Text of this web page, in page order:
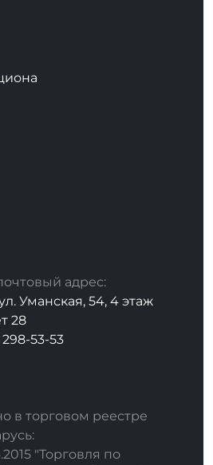
адрес:
Уманская, 54, 4 этаж
28
298-53-53
в торговом реестре
"Торговля по